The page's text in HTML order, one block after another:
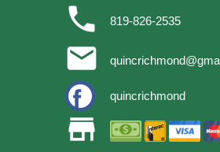
phone 819-826-2535
email
quincrichmond
store